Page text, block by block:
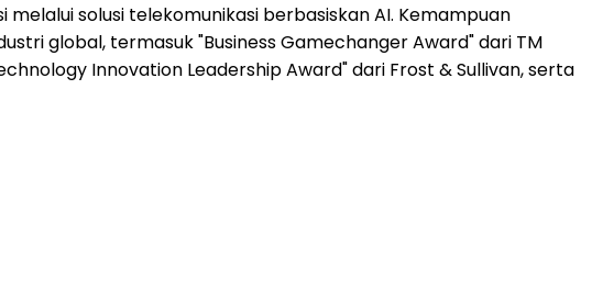
solusi telekomunikasi berbasiskan AI. Kemampuan
global, termasuk "Business Gamechanger Award" dari TM
Innovation Leadership Award" dari Frost & Sullivan, serta